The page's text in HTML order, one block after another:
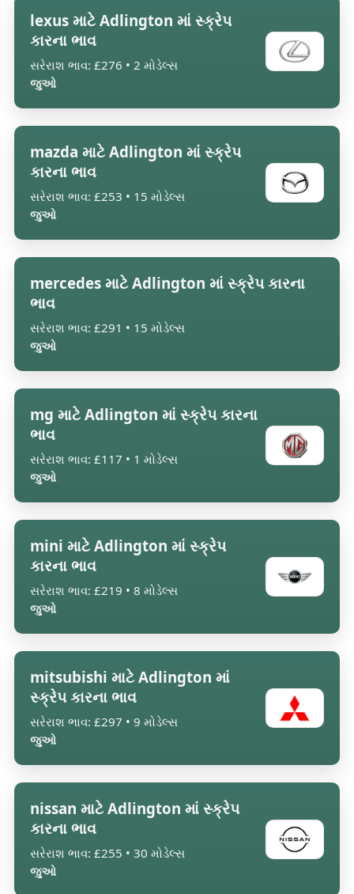
lexus માટે Adlington માં સ્ક્રેપ
કારના ભાવ
સરેરાશ ભાવ: £276 • 2 મોડેલ્સ
જુઓ
mazda માટે Adlington માં સ્ક્રેપ
કારના ભાવ
સરેરાશ ભાવ: £253 • 15 મોડેલ્સ
જુઓ
mercedes માટે Adlington માં સ્ક્રેપ કારના
ભાવ
સરેરાશ ભાવ: £291 • 15 મોડેલ્સ
જુઓ
mg માટે Adlington માં સ્ક્રેપ કારના
ભાવ
સરેરાશ ભાવ: £117 • 1 મોડેલ્સ
જુઓ
mini માટે Adlington માં સ્ક્રેપ
કારના ભાવ
સરેરાશ ભાવ: £219 • 8 મોડેલ્સ
જુઓ
mitsubishi માટે Adlington માં
સ્ક્રેપ કારના ભાવ
સરેરાશ ભાવ: £297 • 9 મોડેલ્સ
જુઓ
nissan માટે Adlington માં સ્ક્રેપ
કારના ભાવ
સરેરાશ ભાવ: £255 • 30 મોડેલ્સ
જુઓ